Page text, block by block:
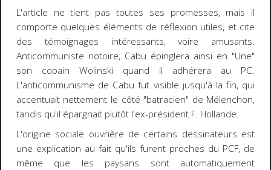
L'article ne tient pas toutes ses promesses, mais il
comporte quelques éléments de réflexion utiles, et cite
des témoignages intéressants, voire amusants.
Anticommuniste notoire, Cabu épinglera ainsi en "Une"
son copain Wolinski quand il adhérera au PC.
L'anticommunisme de Cabu fut visible jusqu'à la fin, qui
accentuait nettement le côté "batracien" de Mélenchon,
tandis qu'il épargnait plutôt l'ex-président F. Hollande.
L'origine sociale ouvrière de certains dessinateurs est
une explication au fait qu'ils furent proches du PCF, de
même que les paysans sont automatiquement